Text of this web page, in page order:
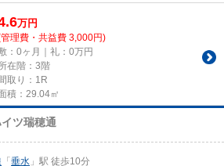
...
万円
理費・共益費 3,000円)
：0ヶ月｜礼：0万円
在階：3階
取り：1R
積：29.04㎡
ツ瑞穂通
「 垂水 」駅 徒歩10分